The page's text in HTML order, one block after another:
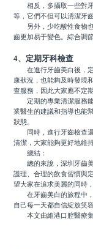
相反，多攝取一些對牙
等，它們不但可以清潔牙
另外，少吃酸性食物也
齒更加易于變色。綜合調
4、定期牙科檢查
在進行牙齒美白後，定
康狀況，也能夠及時發現
查服務，因此大家應不定
定期的專業清潔服務能
業醫生的建議和指導也能
狀態。
同時，進行牙齒檢查還
清潔，大家能夠更好地維
總結：
總的來說，深圳牙齒美
護理、合理的飲食習慣與
望大家在追求美麗的同時
在牙齒美白的旅程中，
自己每一天都自信綻放笑容
本文由維港口腔醫療集